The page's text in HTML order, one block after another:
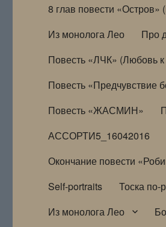
8 глав повести «Остров»
Из монолога Лео
Про
Повесть «ЛЧК» (Любовь
Повесть «Предчувствие
Повесть «ЖАСМИН»
АССОРТИ5_16042016
Окончание повести
Self-portraits
Тоска по-
Из монолога Лео